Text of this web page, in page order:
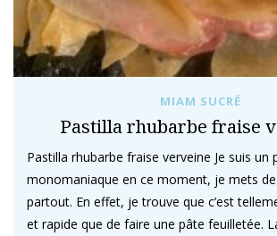
MIAM SUCRÉ
Pastilla rhubarbe fraise
Pastilla rhubarbe fraise verveine Je suis un
monomaniaque en ce moment, je mets
partout. En effet, je trouve que c’est
et rapide que de faire une pâte feuilletée.